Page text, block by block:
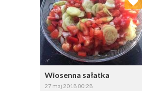
Wiosenna sałatka
27 maj 2018 00:28
Wybierz listę: